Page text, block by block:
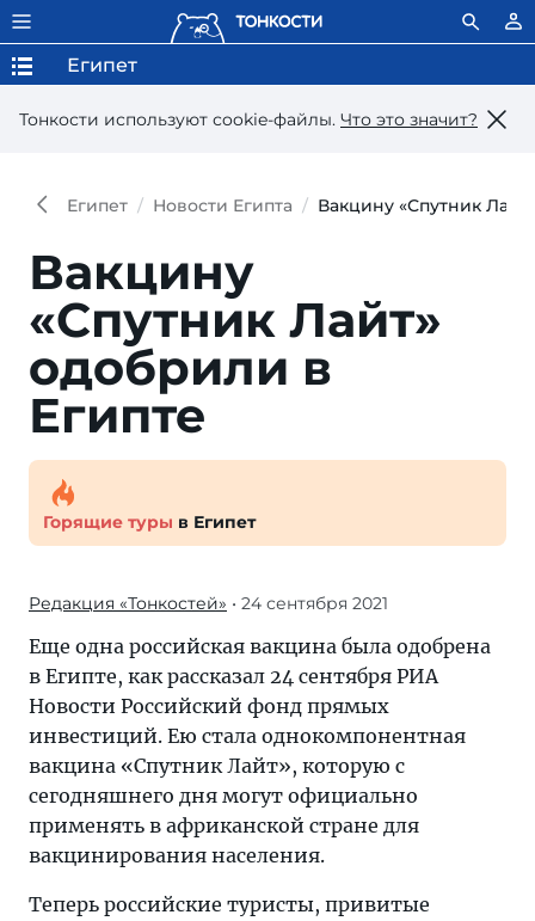
Тонкости используют сookie-файлы. Что это значит?
Египет
Египет Новости Египта Вакцину «Спутник
Вакцину
«Спутник Лайт»
одобрили в
Египте
Горящие туры в Египет
Редакция «Тонкостей» • 24 сентября 2021
Еще одна российская вакцина была одобрена
в Египте, как рассказал 24 сентября РИА
Новости Российский фонд прямых
инвестиций. Ею стала однокомпонентная
вакцина «Спутник Лайт», которую с
сегодняшнего дня могут официально
применять в африканской стране для
вакцинирования населения.
Теперь российские туристы, привитые